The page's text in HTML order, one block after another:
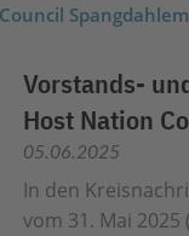
Vorstands-
Host Nation
05.06.2025
In den
vom 31. Mai 2025